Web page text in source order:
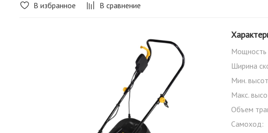
В избранное В сравнение
Мощность
Ширина
Мин.
Макс.
Объем
Самоход: